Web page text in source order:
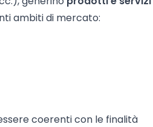
ambiti di mercato:
coerenti con le finalità